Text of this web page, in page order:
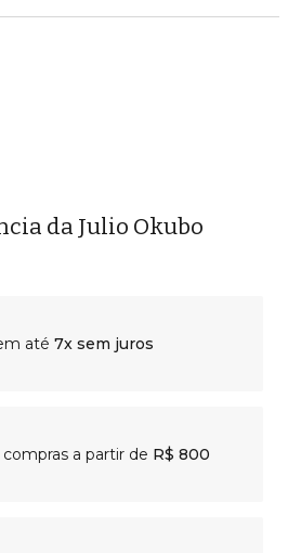
da Julio Okubo
até 7x sem juros
a partir de R$ 800